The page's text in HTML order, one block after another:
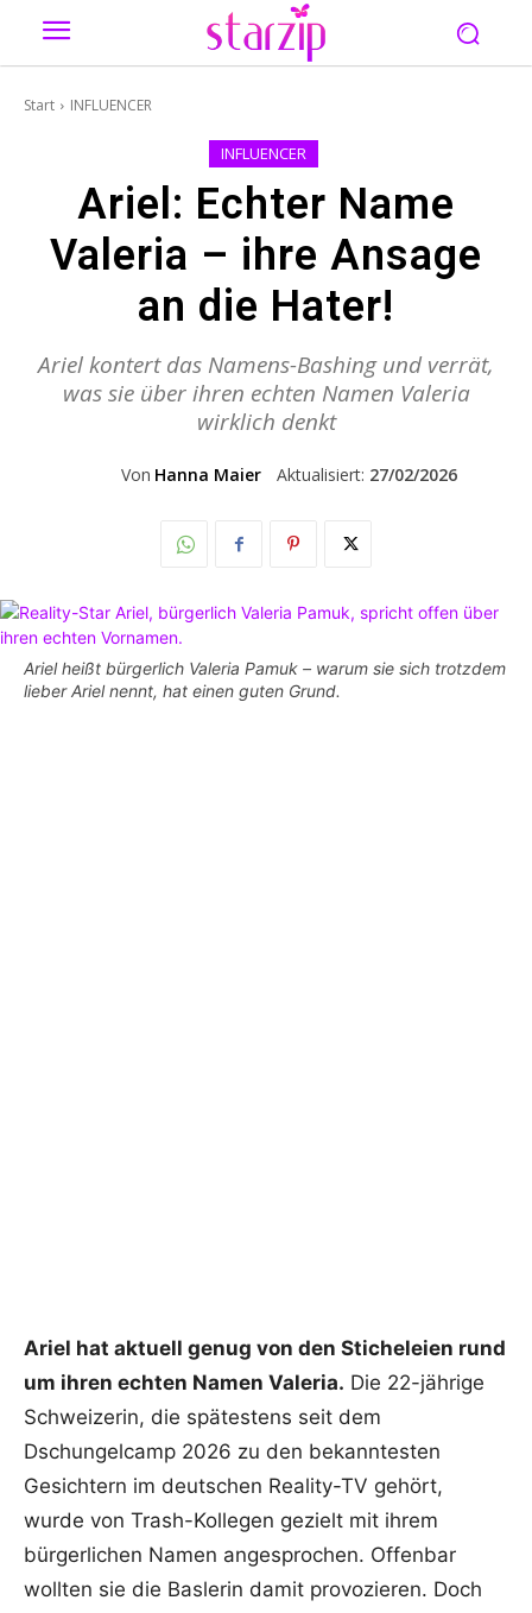
Start INFLUENCER
INFLUENCER
Ariel: Echter Name
Valeria – ihre Ansage
an die Hater!
Ariel kontert das Namens-Bashing und verrät,
was sie über ihren echten Namen Valeria
wirklich denkt
Von Hanna Maier Aktualisiert: 27/02/2026
Ariel heißt bürgerlich Valeria Pamuk – warum sie sich trotzdem
lieber Ariel nennt, hat einen guten Grund.
Ariel hat aktuell genug von den Sticheleien rund
um ihren echten Namen Valeria. Die 22-jährige
Schweizerin, die spätestens seit dem
Dschungelcamp 2026 zu den bekanntesten
Gesichtern im deutschen Reality-TV gehört,
wurde von Trash-Kollegen gezielt mit ihrem
bürgerlichen Namen angesprochen. Offenbar
wollten sie die Baslerin damit provozieren. Doch